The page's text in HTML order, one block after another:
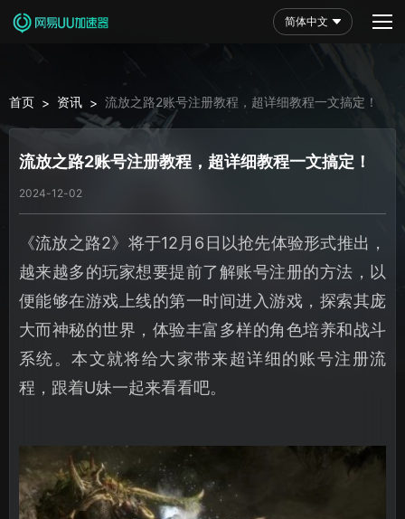
简体中文
首页 > 资讯 > 流放之路2账号注册教程，超详细教程一文搞定！
流放之路2账号注册教程，超详细教程一文搞定！
2024-12-02
《流放之路2》将于12月6日以抢先体验形式推出，
越来越多的玩家想要提前了解账号注册的方法，以
便能够在游戏上线的第一时间进入游戏，探索其庞
大而神秘的世界，体验丰富多样的角色培养和战斗
系统。本文就将给大家带来超详细的账号注册流
程，跟着U妹一起来看看吧。